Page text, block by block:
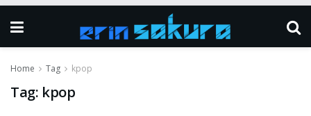
Home Tag kpop
Tag: kpop